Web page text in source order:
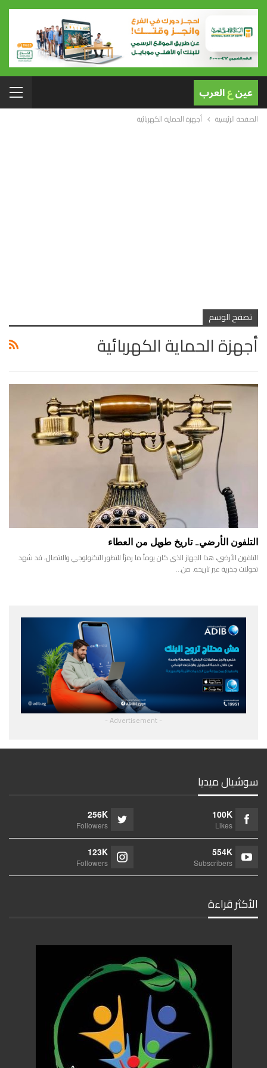
الصفحة الرئيسية أجهزة الحماية الكهربائية
تصفح الوسم
أجهزة الحماية الكهربائية
التلفون الأرضي.. تاريخ طويل من العطاء
التلفون الأرضي، هذا الجهاز الذي كان يوماً ما رمزاً للتطور التكنولوجي والاتصال، قد شهد
تحولات جذرية عبر تاريخه. من…
- Advertisement -
سوشيال ميديا
100K
Likes
256K
Followers
554K
Subscribers
123K
Followers
الأكثر قراءة